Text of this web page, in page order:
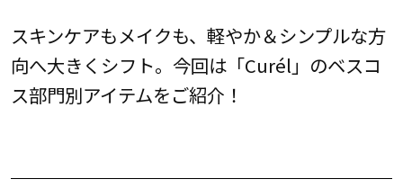
スキンケアもメイクも、軽やか＆シンプルな方
向へ大きくシフト。今回は「Curél」のベスコ
ス部門別アイテムをご紹介！